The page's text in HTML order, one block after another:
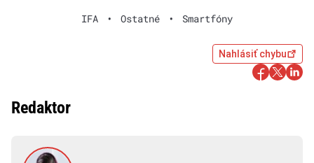
IFA • Ostatné • Smartfóny
Nahlásiť chybu
Redaktor